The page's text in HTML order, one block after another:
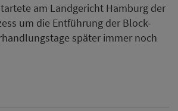
am Landgericht Hamburg der
um die Entführung der Block-
später immer noch